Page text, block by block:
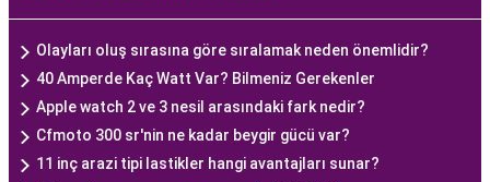
Olayları oluş sırasına göre sıralamak neden önemlidir?
40 Amperde Kaç Watt Var? Bilmeniz Gerekenler
Apple watch 2 ve 3 nesil arasındaki fark nedir?
Cfmoto 300 sr'nin ne kadar beygir gücü var?
11 inç arazi tipi lastikler hangi avantajları sunar?